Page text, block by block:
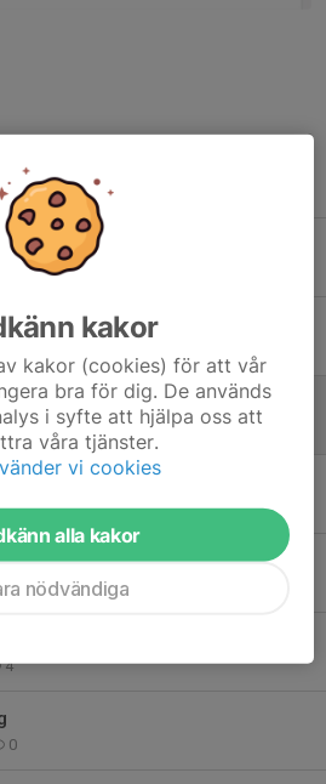
Storbildsskärm
Hundrastgård
0
- 9 maj
0
på Njudungsvallen
0
4
0
kakor
kakor (cookies) för att vår
bra för dig. De används
i syfte att hjälpa oss att
våra tjänster.
vi cookies
alla kakor
nödvändiga